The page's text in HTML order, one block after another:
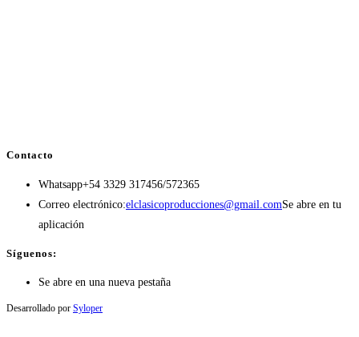
Contacto
Whatsapp+54 3329 317456/572365
Correo electrónico:elclasicoproducciones@gmail.comSe abre en tu
aplicación
Síguenos:
Se abre en una nueva pestaña
Desarrollado por Syloper